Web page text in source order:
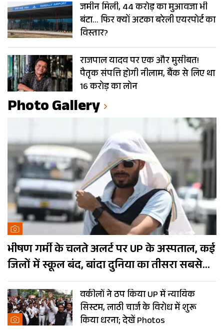
जमीन मिली, 44 करोड़ का मुआवजा भी
बंटा… फिर क्यों अटका बरेली एयरपोर्ट का
विस्तार?
राजपाल यादव पर एक और मुसीबत!
पैतृक संपत्ति होगी नीलाम, बैंक से लिए था
16 करोड़ का लोन
Photo Gallery
भीषण गर्मी के चलते अलर्ट पर UP के अस्पताल, कई
जिलों में स्कूल बंद, बांदा दुनिया का तीसरा सबसे
गर्म शहर
वकीलों ने ठप किया UP में न्यायिक
सिस्टम, लाठी चार्ज के विरोध में शुरू
किया धरना; देखें Photos